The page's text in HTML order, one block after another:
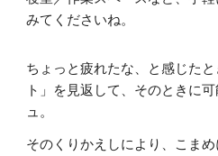
みてくださいね。
ちょっと疲れたな、と感じた
ト」を見返して、そのときに
ュ。
そのくりかえしにより、こまめ